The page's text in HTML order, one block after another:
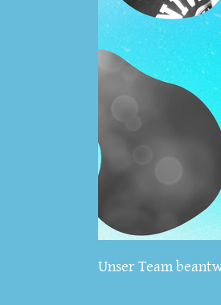
Unser Team